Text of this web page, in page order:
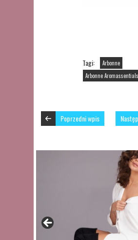
Tagi:
Arbonne
Arbonne Aromassentials
Poprzedni wpis